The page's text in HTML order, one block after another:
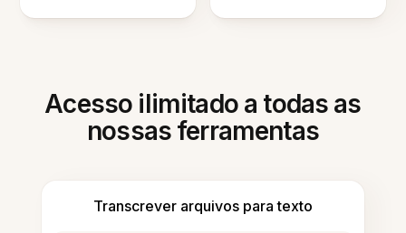
Acesso ilimitado a todas as
nossas ferramentas
Transcrever arquivos para texto